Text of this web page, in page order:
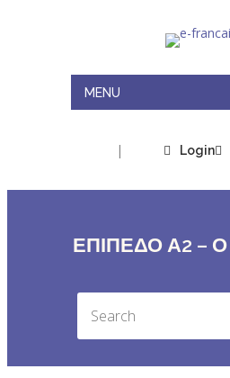
MENU
Login
|
ΕΠΙΠΕΔΟ Α2 –